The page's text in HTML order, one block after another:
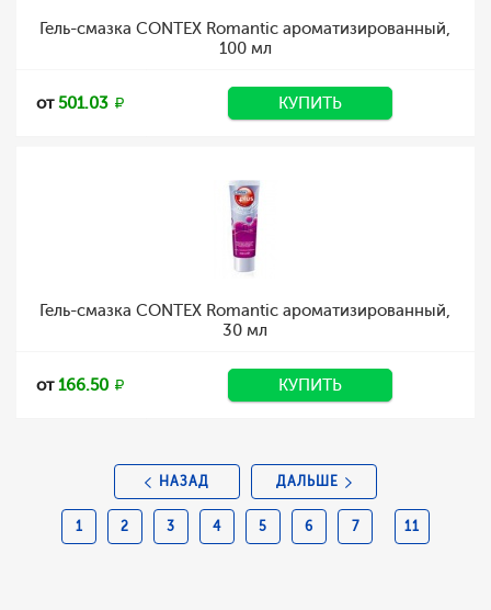
Гель-смазка CONTEX Romantic ароматизированный,
100 мл
от501.03 КУПИТЬ
Гель-смазка CONTEX Romantic ароматизированный,
30 мл
от166.50 КУПИТЬ
НАЗАД
1 2 3 4 5 6 7 11
ДАЛЬШЕ